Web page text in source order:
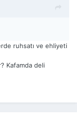
ruhsatı ve ehliyeti
Kafamda deli